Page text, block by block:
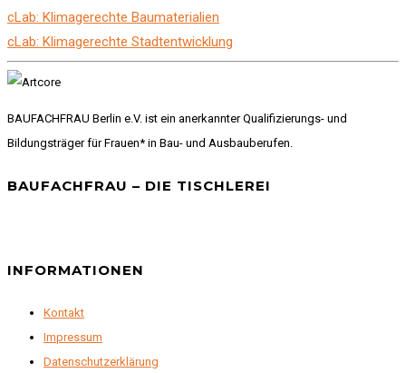
cLab: Klimagerechte Baumaterialien
cLab: Klimagerechte Stadtentwicklung
BAUFACHFRAU Berlin e.V. ist ein anerkannter Qualifizierungs- und
Bildungsträger für Frauen* in Bau- und Ausbauberufen.
BAUFACHFRAU – DIE TISCHLEREI
INFORMATIONEN
Kontakt
Impressum
Datenschutzerklärung